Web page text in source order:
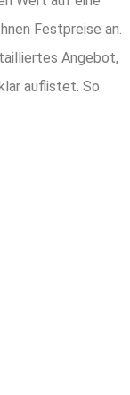
Festpreise an.
Angebot,
auflistet. So